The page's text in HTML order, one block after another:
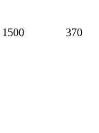
1500 370